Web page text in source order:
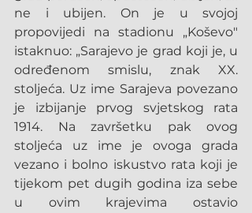
ne i ubijen. On je u svojoj
propovijedi na stadionu „Koševo"
istaknuo: „Sarajevo je grad koji je, u
određenom smislu, znak XX.
stoljeća. Uz ime Sarajeva povezano
je izbijanje prvog svjetskog rata
1914. Na završetku pak ovog
stoljeća uz ime je ovoga grada
vezano i bolno iskustvo rata koji je
tijekom pet dugih godina iza sebe
u ovim krajevima ostavio